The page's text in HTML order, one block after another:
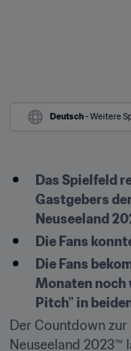
Deutsch - Weitere
Das Spielfeld
Gastgebers
Neuseeland
Die Fans
Die Fans
Monaten noch
Pitch" in
Der Countdown zur
Neuseeland 2023™